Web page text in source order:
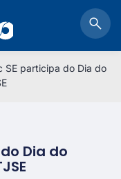
SE participa do Dia do
Dia do